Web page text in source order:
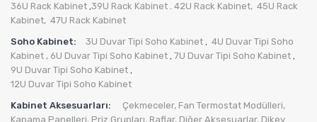
36U Rack Kabinet ,39U Rack Kabinet . 42U Rack Kabinet, 45U Rack
Kabinet, 47U Rack Kabinet
Soho Kabinet:
3U Duvar Tipi Soho Kabinet , 4U Duvar Tipi Soho
Kabinet , 6U Duvar Tipi Soho Kabinet , 7U Duvar Tipi Soho Kabinet ,
9U Duvar Tipi Soho Kabinet ,
12U Duvar Tipi Soho Kabinet
Kabinet Aksesuarları:
Çekmeceler, Fan Termostat Modülleri,
Kapama Panelleri, Priz Grupları, Raflar, Diğer Aksesuarlar, Dikey